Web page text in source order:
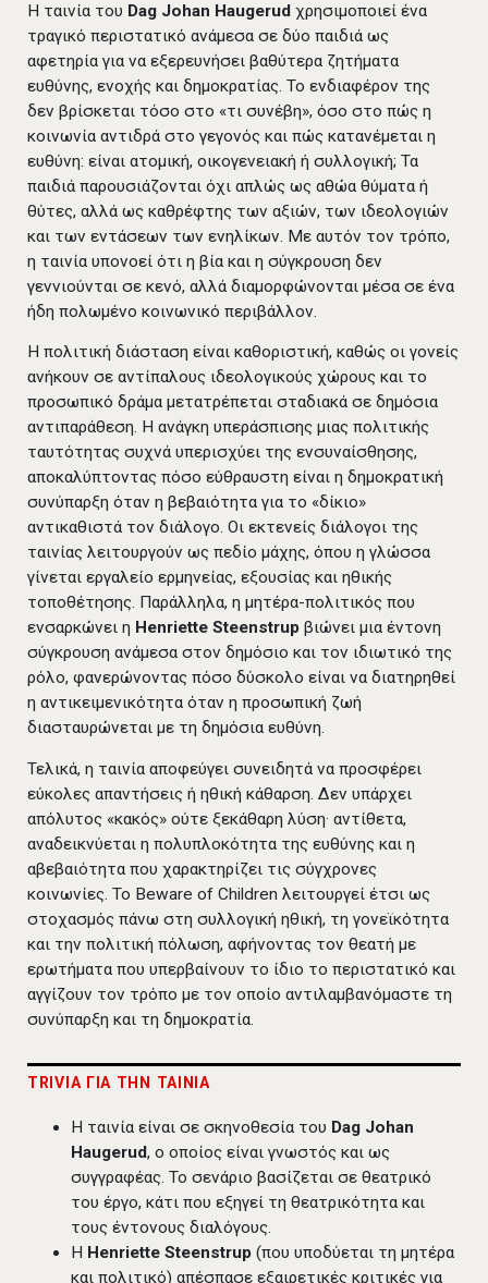
Η ταινία του Dag Johan Haugerud χρησιμοποιεί ένα
τραγικό περιστατικό ανάμεσα σε δύο παιδιά ως
αφετηρία για να εξερευνήσει βαθύτερα ζητήματα
ευθύνης, ενοχής και δημοκρατίας. Το ενδιαφέρον της
δεν βρίσκεται τόσο στο «τι συνέβη», όσο στο πώς η
κοινωνία αντιδρά στο γεγονός και πώς κατανέμεται η
ευθύνη: είναι ατομική, οικογενειακή ή συλλογική; Τα
παιδιά παρουσιάζονται όχι απλώς ως αθώα θύματα ή
θύτες, αλλά ως καθρέφτης των αξιών, των ιδεολογιών
και των εντάσεων των ενηλίκων. Με αυτόν τον τρόπο,
η ταινία υπονοεί ότι η βία και η σύγκρουση δεν
γεννιούνται σε κενό, αλλά διαμορφώνονται μέσα σε ένα
ήδη πολωμένο κοινωνικό περιβάλλον.
Η πολιτική διάσταση είναι καθοριστική, καθώς οι γονείς
ανήκουν σε αντίπαλους ιδεολογικούς χώρους και το
προσωπικό δράμα μετατρέπεται σταδιακά σε δημόσια
αντιπαράθεση. Η ανάγκη υπεράσπισης μιας πολιτικής
ταυτότητας συχνά υπερισχύει της ενσυναίσθησης,
αποκαλύπτοντας πόσο εύθραυστη είναι η δημοκρατική
συνύπαρξη όταν η βεβαιότητα για το «δίκιο»
αντικαθιστά τον διάλογο. Οι εκτενείς διάλογοι της
ταινίας λειτουργούν ως πεδίο μάχης, όπου η γλώσσα
γίνεται εργαλείο ερμηνείας, εξουσίας και ηθικής
τοποθέτησης. Παράλληλα, η μητέρα-πολιτικός που
ενσαρκώνει η Henriette Steenstrup βιώνει μια έντονη
σύγκρουση ανάμεσα στον δημόσιο και τον ιδιωτικό της
ρόλο, φανερώνοντας πόσο δύσκολο είναι να διατηρηθεί
η αντικειμενικότητα όταν η προσωπική ζωή
διασταυρώνεται με τη δημόσια ευθύνη.
Τελικά, η ταινία αποφεύγει συνειδητά να προσφέρει
εύκολες απαντήσεις ή ηθική κάθαρση. Δεν υπάρχει
απόλυτος «κακός» ούτε ξεκάθαρη λύση· αντίθετα,
αναδεικνύεται η πολυπλοκότητα της ευθύνης και η
αβεβαιότητα που χαρακτηρίζει τις σύγχρονες
κοινωνίες. Το Beware of Children λειτουργεί έτσι ως
στοχασμός πάνω στη συλλογική ηθική, τη γονεϊκότητα
και την πολιτική πόλωση, αφήνοντας τον θεατή με
ερωτήματα που υπερβαίνουν το ίδιο το περιστατικό και
αγγίζουν τον τρόπο με τον οποίο αντιλαμβανόμαστε τη
συνύπαρξη και τη δημοκρατία.
TRIVIA ΓΙΑ ΤΗΝ ΤΑΙΝΙΑ
Η ταινία είναι σε σκηνοθεσία του Dag Johan
Haugerud, ο οποίος είναι γνωστός και ως
συγγραφέας. Το σενάριο βασίζεται σε θεατρικό
του έργο, κάτι που εξηγεί τη θεατρικότητα και
τους έντονους διαλόγους.
Η Henriette Steenstrup (που υποδύεται τη μητέρα
και πολιτικό) απέσπασε εξαιρετικές κριτικές για